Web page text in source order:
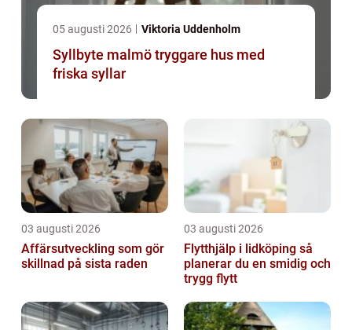
05 augusti 2026 Viktoria Uddenholm
Syllbyte malmö tryggare hus med
friska syllar
03 augusti 2026
Affärsutveckling som gör
skillnad på sista raden
03 augusti 2026
Flytthjälp i lidköping så
planerar du en smidig och
trygg flytt